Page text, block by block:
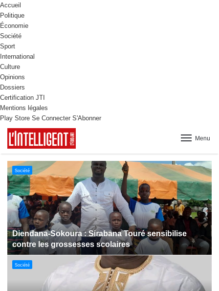
Accueil
Politique
Économie
Société
Sport
International
Culture
Opinions
Dossiers
Certification JTI
Mentions légales
Play Store Se Connecter S'Abonner
Menu
Culture
Dabakala:Le festival FEMUDA 2.0 dévoile des
innovations porteuses d’espoir pour la jeunesse
Sport